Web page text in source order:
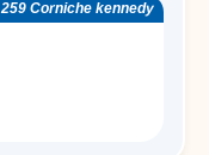
259 Corniche kennedy